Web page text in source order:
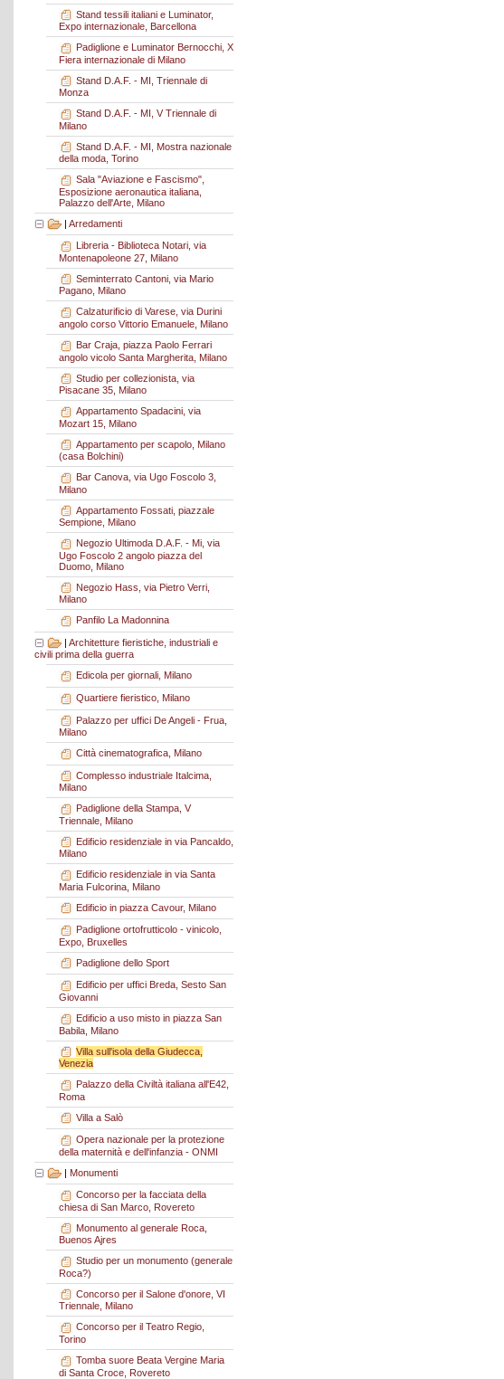
Stand tessili italiani e Luminator,
Expo internazionale, Barcellona
Padiglione e Luminator Bernocchi, X
Fiera internazionale di Milano
Stand D.A.F. - MI, Triennale di
Monza
Stand D.A.F. - MI, V Triennale di
Milano
Stand D.A.F. - MI, Mostra nazionale
della moda, Torino
Sala "Aviazione e Fascismo",
Esposizione aeronautica italiana,
Palazzo dell'Arte, Milano
| Arredamenti
Libreria - Biblioteca Notari, via
Montenapoleone 27, Milano
Seminterrato Cantoni, via Mario
Pagano, Milano
Calzaturificio di Varese, via Durini
angolo corso Vittorio Emanuele, Milano
Bar Craja, piazza Paolo Ferrari
angolo vicolo Santa Margherita, Milano
Studio per collezionista, via
Pisacane 35, Milano
Appartamento Spadacini, via
Mozart 15, Milano
Appartamento per scapolo, Milano
(casa Bolchini)
Bar Canova, via Ugo Foscolo 3,
Milano
Appartamento Fossati, piazzale
Sempione, Milano
Negozio Ultimoda D.A.F. - Mi, via
Ugo Foscolo 2 angolo piazza del
Duomo, Milano
Negozio Hass, via Pietro Verri,
Milano
Panfilo La Madonnina
| Architetture fieristiche, industriali e
civili prima della guerra
Edicola per giornali, Milano
Quartiere fieristico, Milano
Palazzo per uffici De Angeli - Frua,
Milano
Città cinematografica, Milano
Complesso industriale Italcima,
Milano
Padiglione della Stampa, V
Triennale, Milano
Edificio residenziale in via Pancaldo,
Milano
Edificio residenziale in via Santa
Maria Fulcorina, Milano
Edificio in piazza Cavour, Milano
Padiglione ortofrutticolo - vinicolo,
Expo, Bruxelles
Padiglione dello Sport
Edificio per uffici Breda, Sesto San
Giovanni
Edificio a uso misto in piazza San
Babila, Milano
Villa sull'isola della Giudecca,
Venezia
Palazzo della Civiltà italiana all'E42,
Roma
Villa a Salò
Opera nazionale per la protezione
della maternità e dell'infanzia - ONMI
| Monumenti
Concorso per la facciata della
chiesa di San Marco, Rovereto
Monumento al generale Roca,
Buenos Ajres
Studio per un monumento (generale
Roca?)
Concorso per il Salone d'onore, VI
Triennale, Milano
Concorso per il Teatro Regio,
Torino
Tomba suore Beata Vergine Maria
di Santa Croce, Rovereto